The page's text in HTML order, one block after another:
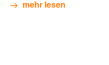
mehr lesen